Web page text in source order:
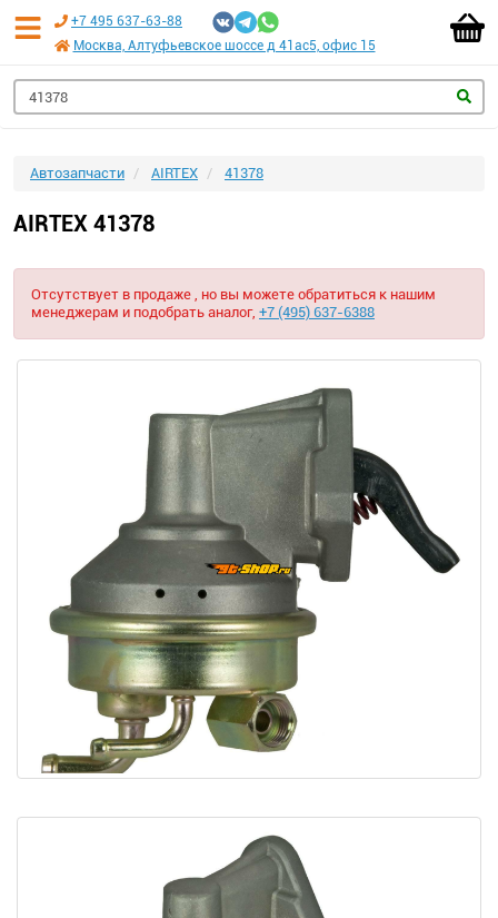
+7 495 637-63-88
Москва, Алтуфьевское шоссе д 41ас5, офис 15
Автозапчасти AIRTEX 41378
AIRTEX 41378
Отсутствует в продаже , но вы можете обратиться к нашим
менеджерам и подобрать аналог, +7 (495) 637-6388